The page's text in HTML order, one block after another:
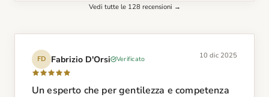
Vedi tutte le 128 recensioni →
FD Fabrizio D'Orsi Verificato 10 dic 2025
Un esperto che per gentilezza e competenza